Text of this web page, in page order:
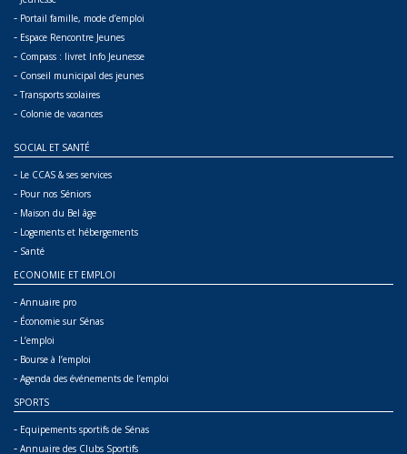
- Portail famille, mode d’emploi
- Espace Rencontre Jeunes
- Compass : livret Info Jeunesse
- Conseil municipal des jeunes
-Transports scolaires
- Colonie de vacances
SOCIAL ET SANTÉ
- Le CCAS & ses services
- Pour nos Séniors
- Maison du Bel âge
- Logements et hébergements
- Santé
ECONOMIE ET EMPLOI
- Annuaire pro
- Économie sur Sénas
- L’emploi
- Bourse à l’emploi
- Agenda des événements de l’emploi
SPORTS
- Equipements sportifs de Sénas
- Annuaire des Clubs Sportifs